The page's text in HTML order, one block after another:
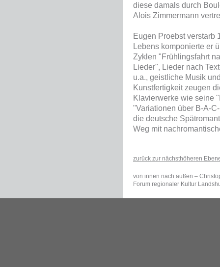
diese damals durch
Alois Zimmermann
Eugen Proebst verstarb
Lebens komponierte er
Zyklen "Frühlingsfahrt
Lieder", Lieder nach
u.a., geistliche Musik
Kunstfertigkeit zeugen
Klavierwerke wie seine
"Variationen über B-A-
die deutsche
Weg mit
zurück zur nächsthöheren
von innen nach außen –
Forum regionaler Kultur